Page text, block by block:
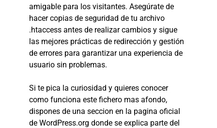
amigable para los visitantes. Asegúrate de
hacer copias de seguridad de tu archivo
.htaccess antes de realizar cambios y sigue
las mejores prácticas de redirección y gestión
de errores para garantizar una experiencia de
usuario sin problemas.
Si te pica la curiosidad y quieres conocer
como funciona este fichero mas afondo,
dispones de una seccion en la pagina oficial
de WordPress.org donde se explica parte del